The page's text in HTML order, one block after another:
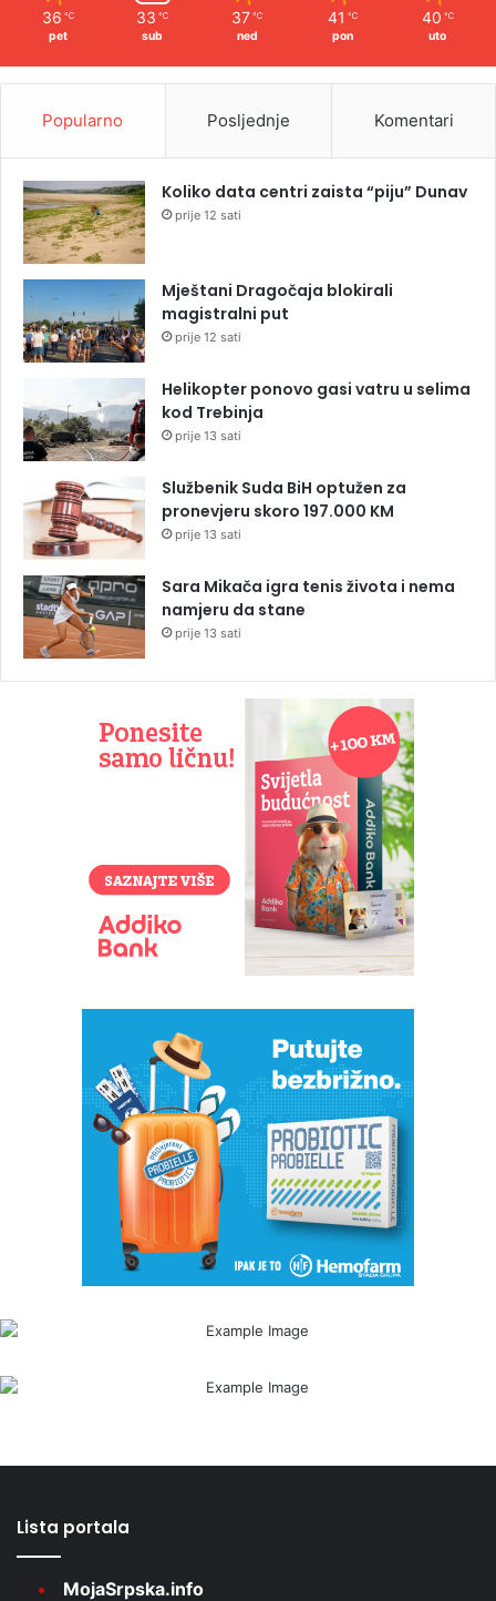
36 ℃
pet
33 ℃
sub
37 ℃
ned
41 ℃
pon
40 ℃
uto
Popularno Posljednje Komentari
Koliko data centri zaista “piju” Dunav
prije 12 sati
Mještani Dragočaja blokirali
magistralni put
prije 12 sati
Helikopter ponovo gasi vatru u selima
kod Trebinja
prije 13 sati
Službenik Suda BiH optužen za
pronevjeru skoro 197.000 KM
prije 13 sati
Sara Mikača igra tenis života i nema
namjeru da stane
prije 13 sati
Lista portala
MojaSrpska.info